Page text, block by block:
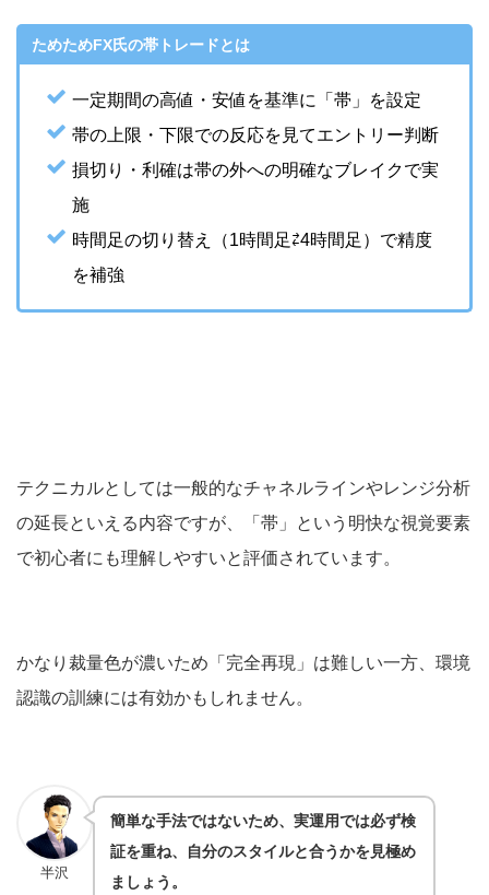
ためためFX氏の帯トレードとは
一定期間の高値・安値を基準に「帯」を設定
帯の上限・下限での反応を見てエントリー判断
損切り・利確は帯の外への明確なブレイクで実
施
時間足の切り替え（1時間足⇄4時間足）で精度
を補強
テクニカルとしては一般的なチャネルラインやレンジ分析
の延長といえる内容ですが、「帯」という明快な視覚要素
で初心者にも理解しやすいと評価されています。
かなり裁量色が濃いため「完全再現」は難しい一方、環境
認識の訓練には有効かもしれません。
半沢
簡単な手法ではないため、実運用では必ず検
証を重ね、自分のスタイルと合うかを見極め
ましょう。